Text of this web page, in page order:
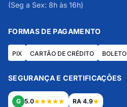
(Seg a Sex: 8h às 16h)
FORMAS DE PAGAMENTO
PIX CARTÃO DE CRÉDITO BOLETO
SEGURANÇA E CERTIFICAÇÕES
G 5.0 RA 4.9